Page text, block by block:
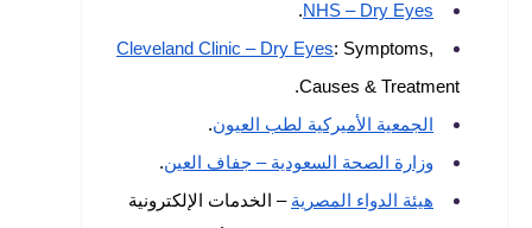
NHS – Dry Eyes
.
Cleveland Clinic – Dry Eyes: Symptoms,
Causes & Treatment.
الجمعية الأميركية لطب العيون.
وزارة الصحة السعودية – جفاف العين.
هيئة الدواء المصرية – الخدمات الإلكترونية